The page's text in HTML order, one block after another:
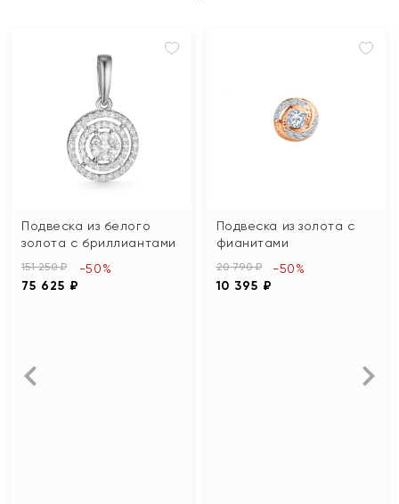
Подвеска из белого
золота с бриллиантами
151 250 ₽
75 625 ₽
-50%
Подвеска из золота с
фианитами
20 790 ₽
10 395 ₽
-50%